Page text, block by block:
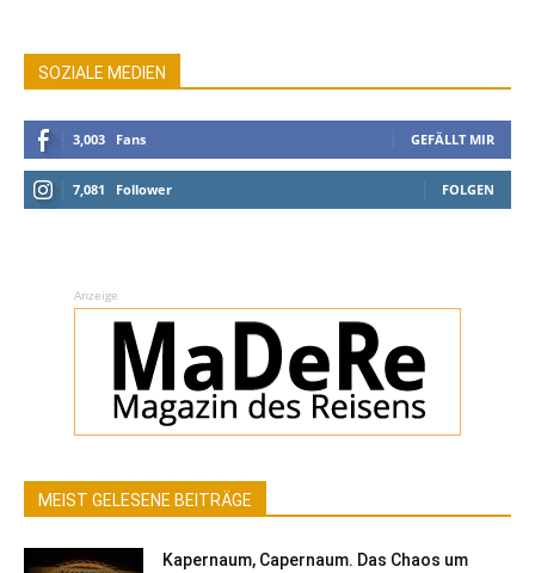
SOZIALE MEDIEN
3,003 Fans GEFÄLLT MIR
7,081 Follower FOLGEN
Anzeige
MEIST GELESENE BEITRÄGE
Kapernaum, Capernaum. Das Chaos um